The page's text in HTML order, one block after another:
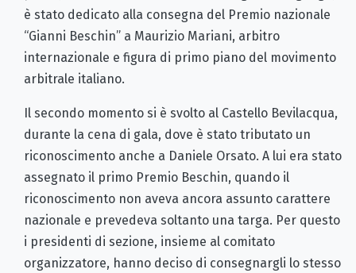
è stato dedicato alla consegna del Premio nazionale
“Gianni Beschin” a Maurizio Mariani, arbitro
internazionale e figura di primo piano del movimento
arbitrale italiano.
Il secondo momento si è svolto al Castello Bevilacqua,
durante la cena di gala, dove è stato tributato un
riconoscimento anche a Daniele Orsato. A lui era stato
assegnato il primo Premio Beschin, quando il
riconoscimento non aveva ancora assunto carattere
nazionale e prevedeva soltanto una targa. Per questo
i presidenti di sezione, insieme al comitato
organizzatore, hanno deciso di consegnargli lo stesso